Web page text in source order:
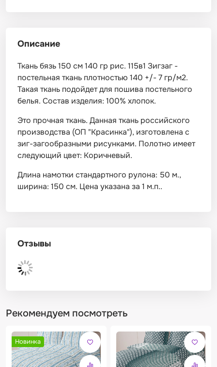
Описание
Ткань бязь 150 см 140 гр рис. 115в1 Зигзаг -
постельная ткань плотностью 140 +/- 7 гр/м2.
Такая ткань подойдет для пошива постельного
белья. Состав изделия: 100% хлопок.
Это прочная ткань. Данная ткань российского
производства (ОП "Красинка"), изготовлена с
зиг-загообразными рисунками. Полотно имеет
следующий цвет: Коричневый.
Длина намотки стандартного рулона: 50 м.,
ширина: 150 см. Цена указана за 1 м.п..
Отзывы
Рекомендуем посмотреть
Новинка